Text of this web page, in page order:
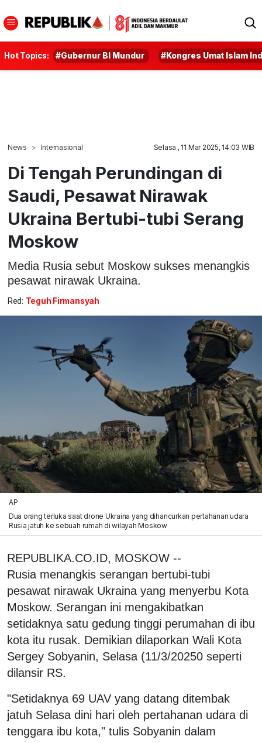
Hot Topics: #Gubernur BI Mundur #Kongres Umat Islam
News Internasional Selasa , 11 Mar 2025, 14:03 WIB
Di Tengah Perundingan di
Saudi, Pesawat Nirawak
Ukraina Bertubi-tubi Serang
Moskow
Media Rusia sebut Moskow sukses menangkis
pesawat nirawak Ukraina.
Red: Teguh Firmansyah
AP
Dua orang terluka saat drone Ukraina yang dihancurkan pertahanan udara
Rusia jatuh ke sebuah rumah di wilayah Moskow
REPUBLIKA.CO.ID, MOSKOW --
Rusia menangkis serangan bertubi-tubi
pesawat nirawak Ukraina yang menyerbu Kota
Moskow. Serangan ini mengakibatkan
setidaknya satu gedung tinggi perumahan di ibu
kota itu rusak. Demikian dilaporkan Wali Kota
Sergey Sobyanin, Selasa (11/3/20250 seperti
dilansir RS.
"Setidaknya 69 UAV yang datang ditembak
jatuh Selasa dini hari oleh pertahanan udara di
tenggara ibu kota," tulis Sobyanin dalam